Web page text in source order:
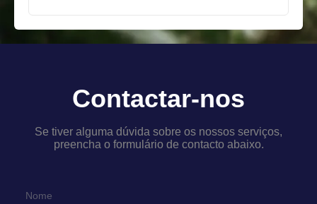
Contactar-nos
Se tiver alguma dúvida sobre os nossos serviços,
preencha o formulário de contacto abaixo.